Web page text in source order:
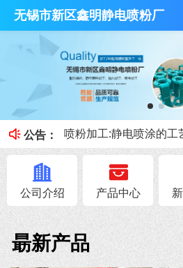
无锡市新区鑫明静电喷粉厂
公告：
抛丸技术和酸洗磷化那
喷砂、抛丸的区别
钣金加工展开注意事项
公司介绍 产品中心
朂新产品